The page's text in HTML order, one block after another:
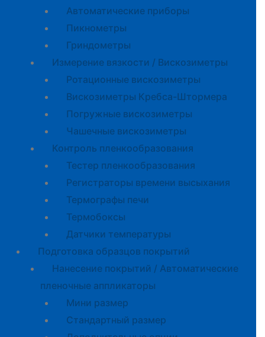
Автоматические приборы
Пикнометры
Гриндометры
Измерение вязкости / Вискозиметры
Ротационные вискозиметры
Вискозиметры Кребса-Штормера
Погружные вискозиметры
Чашечные вискозиметры
Контроль пленкообразования
Тестер пленкообразования
Регистраторы времени высыхания
Термографы печи
Термобоксы
Датчики температуры
Подготовка образцов покрытий
Нанесение покрытий / Автоматические
пленочные аппликаторы
Мини размер
Стандартный размер